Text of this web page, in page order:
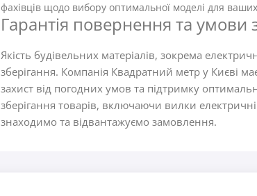
фахівців щодо вибору оптимальної моделі для
Гарантія повернення та умови
Якість будівельних матеріалів, зокрема
зберігання. Компанія Квадратний метр у Києві
захист від погодних умов та підтримку
зберігання товарів, включаючи вилки
знаходимо та відвантажуємо замовлення.